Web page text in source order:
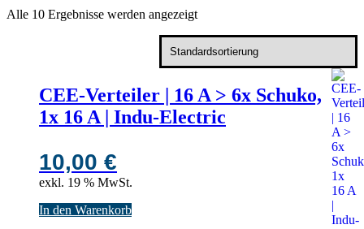
Alle 10 Ergebnisse werden angezeigt
CEE-Verteiler | 16 A > 6x Schuko,
1x 16 A | Indu-Electric
10,00 €
exkl. 19 % MwSt.
In den Warenkorb